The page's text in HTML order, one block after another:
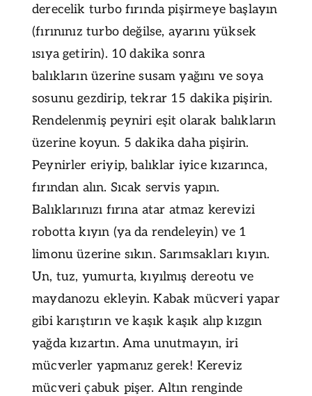
derecelik turbo fırında pişirmeye başlayın
(fırınınız turbo değilse, ayarını yüksek
ısıya getirin). 10 dakika sonra
balıkların üzerine susam yağını ve soya
sosunu gezdirip, tekrar 15 dakika pişirin.
Rendelenmiş peyniri eşit olarak balıkların
üzerine koyun. 5 dakika daha pişirin.
Peynirler eriyip, balıklar iyice kızarınca,
fırından alın. Sıcak servis yapın.
Balıklarınızı fırına atar atmaz kerevizi
robotta kıyın (ya da rendeleyin) ve 1
limonu üzerine sıkın. Sarımsakları kıyın.
Un, tuz, yumurta, kıyılmış dereotu ve
maydanozu ekleyin. Kabak mücveri yapar
gibi karıştırın ve kaşık kaşık alıp kızgın
yağda kızartın. Ama unutmayın, iri
mücverler yapmanız gerek! Kereviz
mücveri çabuk pişer. Altın renginde